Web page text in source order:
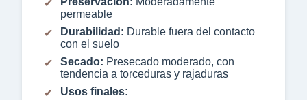
permeable
Durabilidad: Durable fuera del contacto
con el suelo
Secado: Presecado moderado, con
tendencia a torceduras y rajaduras
Usos finales: